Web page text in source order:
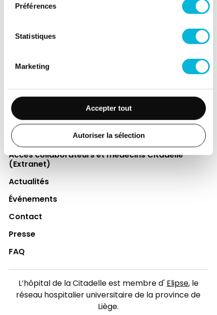
Préférences
Statistiques
Marketing
Accepter tout
Autoriser la sélection
Votre don à la Fondation permet de
directement le bien-être des patients et
Découvrir la Fondation
Espace Patient
Professionnels de la santé
Jobs
Accès collaborateurs et médecins Citadelle
(Extranet)
Actualités
Événements
Contact
Presse
FAQ
L’hôpital de la Citadelle est membre d'Elipse, le
réseau hospitalier universitaire de la province de
Liège.